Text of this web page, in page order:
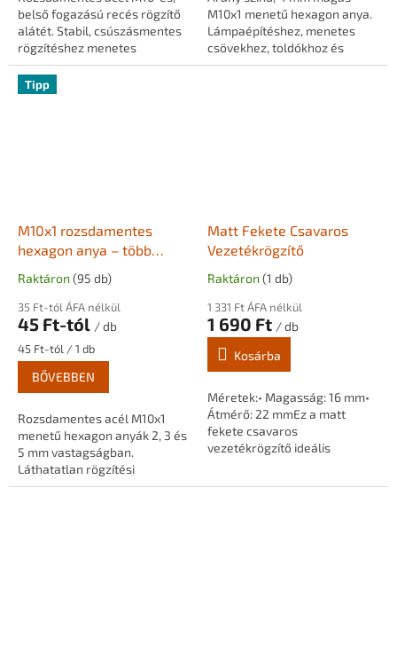
belső fogazású recés rögzítő
alátét. Stabil, csúszásmentes
rögzítéshez menetes
szárakhoz, csövekhez és
lámpaépítési alkatrészekhez.
M10x1 menetű hexagon anya.
Lámpaépítéshez, menetes
csövekhez, toldókhoz és
rögzítőelemekhez.
Tipp
M10x1 rozsdamentes
hexagon anya – több
méretben
Raktáron (95 db)
35 Ft-tól ÁFA nélkül
45 Ft-tól / db
Egységár:
45 Ft-tól / 1 db
BŐVEBBEN
Rozsdamentes acél M10x1
menetű hexagon anyák 2, 3 és
5 mm vastagságban.
Láthatatlan rögzítési
pontokhoz, menetes
Matt Fekete Csavaros
Vezetékrögzítő
Raktáron (1 db)
1 331 Ft ÁFA nélkül
1 690 Ft / db
Kosárba
Méretek:• Magasság: 16 mm•
Átmérő: 22 mmEz a matt
fekete csavaros
vezetékrögzítő ideális